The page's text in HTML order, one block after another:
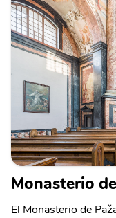
Monasterio
El Monasterio de